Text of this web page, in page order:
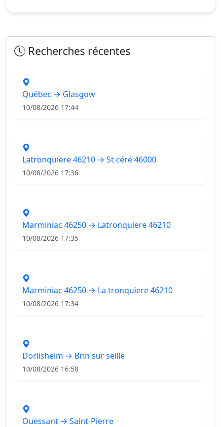
Recherches récentes
Québec → Glasgow
10/08/2026 17:44
Latronquiere 46210 → St céré 46000
10/08/2026 17:36
Marminiac 46250 → Latronquiere 46210
10/08/2026 17:35
Marminiac 46250 → La tronquiere 46210
10/08/2026 17:34
Dorlisheim → Brin sur seille
10/08/2026 16:58
Ouessant → Saint-Pierre